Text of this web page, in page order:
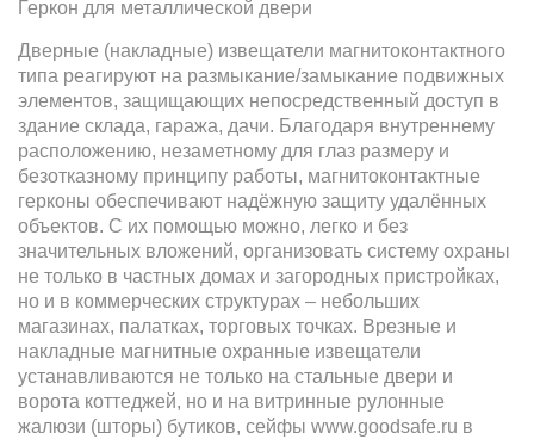
Геркон для металлической двери
Дверные (накладные) извещатели магнитоконтактного
типа реагируют на размыкание/замыкание подвижных
элементов, защищающих непосредственный доступ в
здание склада, гаража, дачи. Благодаря внутреннему
расположению, незаметному для глаз размеру и
безотказному принципу работы, магнитоконтактные
герконы обеспечивают надёжную защиту удалённых
объектов. С их помощью можно, легко и без
значительных вложений, организовать систему охраны
не только в частных домах и загородных пристройках,
но и в коммерческих структурах – небольших
магазинах, палатках, торговых точках. Врезные и
накладные магнитные охранные извещатели
устанавливаются не только на стальные двери и
ворота коттеджей, но и на витринные рулонные
жалюзи (шторы) бутиков, сейфы www.goodsafe.ru в